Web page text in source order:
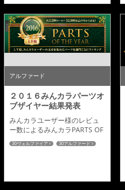
時のブログ記事が「みんカラ
スタッフブログ」でアップさ
れておりますのでご紹介させ
ていただきます。 →詳しくは
こちら←
アルファード
２０１６みんカラパーツオ
ブザイヤー結果発表
みんカラユーザー様のレビュ
ー数によるみんカラPARTS OF
THE YEAR ２０１６上半期のラ
ンキングがみんカラサイト内
30ヴェルファイア
30アルファード